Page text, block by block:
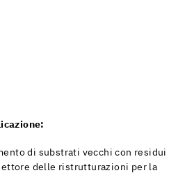
di substrati vecchi con residui
delle ristrutturazioni per la